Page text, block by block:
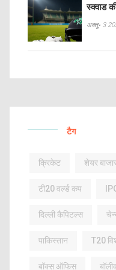
स्क्वाड
अक्तू॰ 3
टैग
क्रिकेट शेयर
टी20 वर्ल्ड कप
दिल्ली कैपिटल्स
पाकिस्तान T20
बॉक्स ऑफिस